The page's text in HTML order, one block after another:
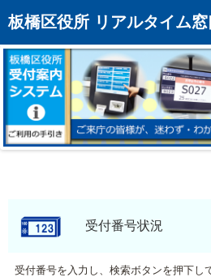
板橋区役所 リアルタイム
トップページへ
混雑予想カレンダー
リアルタイム混雑状況
リアルタイム受付番号状況
メール通知登録
モバイルサイト受付番号状況
受付番号を入力し、検索ボタンを押下し